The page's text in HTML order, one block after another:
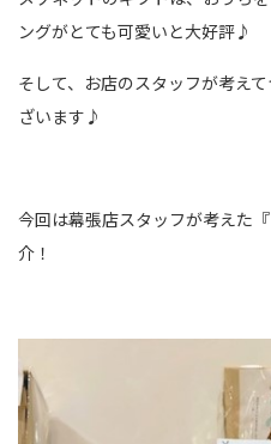
ングがとても可愛いと大好評♪
そして、お店のスタッフが考え
ざいます♪
今回は幕張店スタッフが考えた
介！